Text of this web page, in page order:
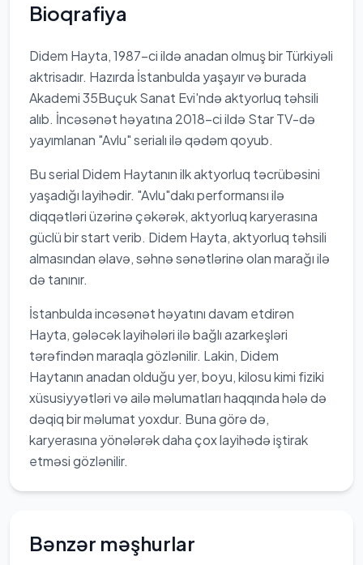
Bioqrafiya
Didem Hayta, 1987-ci ildə anadan olmuş bir Türkiyəli
aktrisadır. Hazırda İstanbulda yaşayır və burada
Akademi 35Buçuk Sanat Evi'ndə aktyorluq təhsili
alıb. İncəsənət həyatına 2018-ci ildə Star TV-də
yayımlanan "Avlu" serialı ilə qədəm qoyub.
Bu serial Didem Haytanın ilk aktyorluq təcrübəsini
yaşadığı layihədir. "Avlu"dakı performansı ilə
diqqətləri üzərinə çəkərək, aktyorluq karyerasına
güclü bir start verib. Didem Hayta, aktyorluq təhsili
almasından əlavə, səhnə sənətlərinə olan marağı ilə
də tanınır.
İstanbulda incəsənət həyatını davam etdirən
Hayta, gələcək layihələri ilə bağlı azarkeşləri
tərəfindən maraqla gözlənilir. Lakin, Didem
Haytanın anadan olduğu yer, boyu, kilosu kimi fiziki
xüsusiyyətləri və ailə məlumatları haqqında hələ də
dəqiq bir məlumat yoxdur. Buna görə də,
karyerasına yönələrək daha çox layihədə iştirak
etməsi gözlənilir.
Bənzər məşhurlar